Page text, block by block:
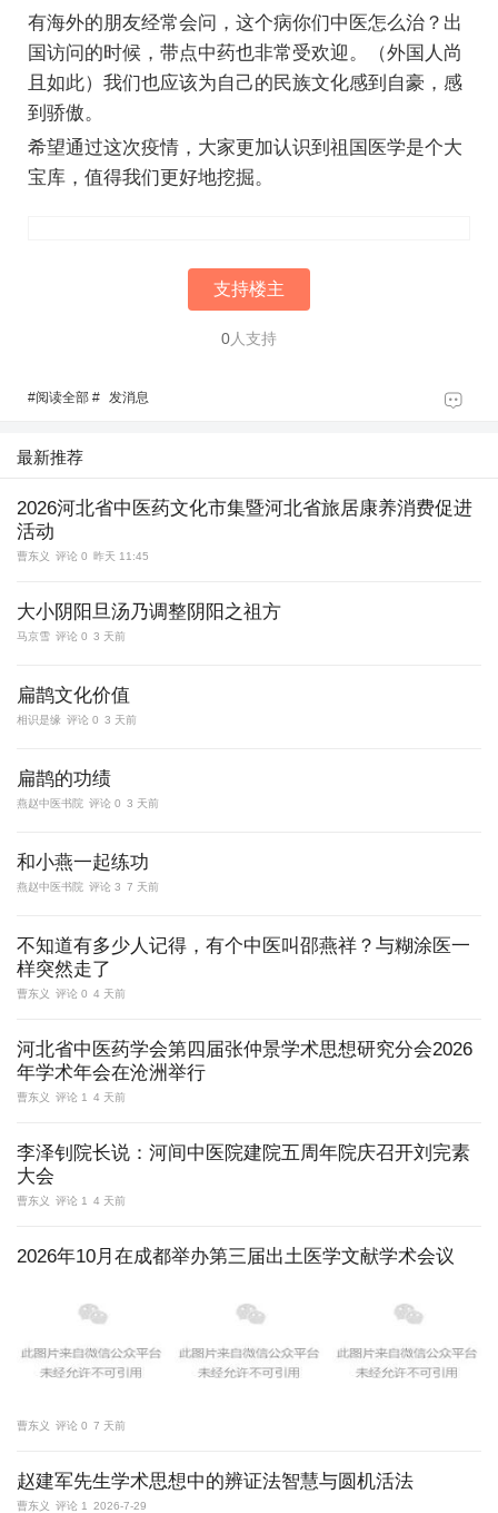
有海外的朋友经常会问，这个病你们中医怎么治？出
国访问的时候，带点中药也非常受欢迎。（外国人尚
且如此）我们也应该为自己的民族文化感到自豪，感
到骄傲。
希望通过这次疫情，大家更加认识到祖国医学是个大
宝库，值得我们更好地挖掘。
支持楼主
0人支持
#阅读全部 # 发消息
最新推荐
2026河北省中医药文化市集暨河北省旅居康养消费促进
活动
曹东义 评论 0 昨天 11:45
大小阴阳旦汤乃调整阴阳之祖方
马京雪 评论 0 3 天前
扁鹊文化价值
相识是缘 评论 0 3 天前
扁鹊的功绩
燕赵中医书院 评论 0 3 天前
和小燕一起练功
燕赵中医书院 评论 3 7 天前
不知道有多少人记得，有个中医叫邵燕祥？与糊涂医一
样突然走了
曹东义 评论 0 4 天前
河北省中医药学会第四届张仲景学术思想研究分会2026
年学术年会在沧洲举行
曹东义 评论 1 4 天前
李泽钊院长说：河间中医院建院五周年院庆召开刘完素
大会
曹东义 评论 1 4 天前
2026年10月在成都举办第三届出土医学文献学术会议
曹东义 评论 0 7 天前
赵建军先生学术思想中的辨证法智慧与圆机活法
曹东义 评论 1 2026-7-29